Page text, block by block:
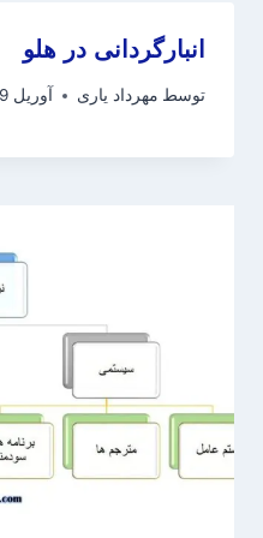
انبارگردانی در هلو
توسط مهرداد یاری آوریل 9, 2023